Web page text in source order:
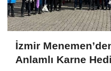
İzmir
Anlamlı Karne